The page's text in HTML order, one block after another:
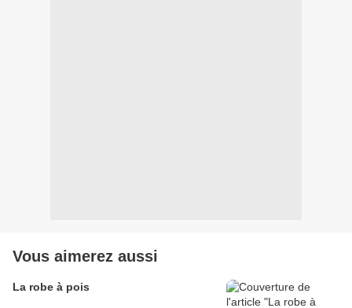
Vous aimerez aussi
La robe à pois